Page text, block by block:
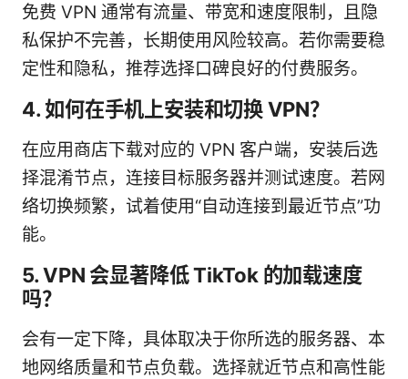
免费 VPN 通常有流量、带宽和速度限制，且隐
私保护不完善，长期使用风险较高。若你需要稳
定性和隐私，推荐选择口碑良好的付费服务。
4. 如何在手机上安装和切换 VPN？
在应用商店下载对应的 VPN 客户端，安装后选
择混淆节点，连接目标服务器并测试速度。若网
络切换频繁，试着使用“自动连接到最近节点”功
能。
5. VPN 会显著降低 TikTok 的加载速度
吗？
会有一定下降，具体取决于你所选的服务器、本
地网络质量和节点负载。选择就近节点和高性能